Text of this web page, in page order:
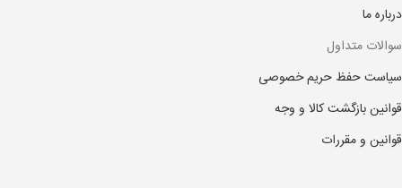
درباره ما
سوالات متداول
سیاست حفظ حریم خصوصی
قوانین بازگشت کالا و وجه
قوانین و مقررات